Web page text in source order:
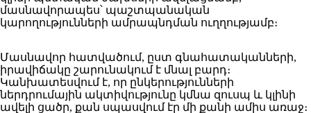
մասնավորապես՝ պաշտպանական
կարողությունների ամրապնդման ուղղությամբ։
Մասնավոր հատվածում, ըստ գնահատականների,
իրավիճակը շարունակում է մնալ բարդ։
Կանխատեսվում է, որ ընկերությունների
ներդրումային ակտիվությունը կմնա զուսպ և կլինի
ավելի ցածր, քան սպասվում էր մի քանի ամիս առաջ։